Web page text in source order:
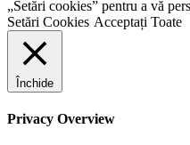
„Setări cookies” pentru a vă
Setări Cookies Acceptați Toate
Închide
Privacy Overview